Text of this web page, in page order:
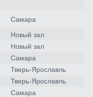
Самара
Новый зал
Новый зал
Самара
Тверь-Ярославль
Тверь-Ярославль
Самара